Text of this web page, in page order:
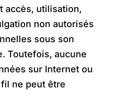
accès, utilisation,
non autorisés
sous son
Toutefois, aucune
sur Internet ou
ne peut être